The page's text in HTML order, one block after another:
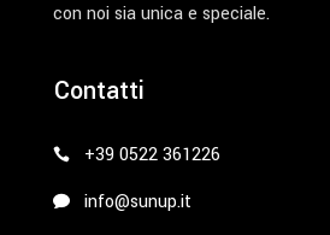
con noi sia unica e speciale.
Contatti
+39 0522 361226
info@sunup.it